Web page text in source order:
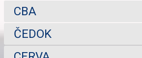
CBA
ČEDOK